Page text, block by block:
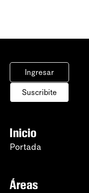
Ingresar
Suscribite
Inicio
Portada
Áreas